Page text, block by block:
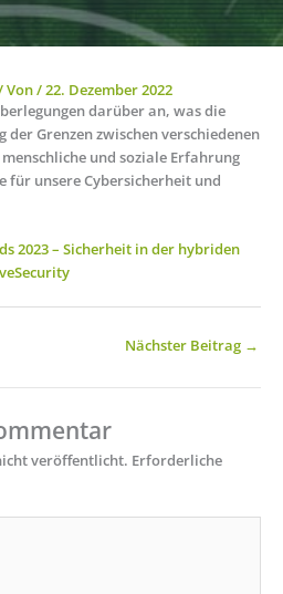
Von/22. Dezember 2022
darüber an, was die
Grenzen zwischen verschiedenen
und soziale Erfahrung
für unsere Cybersicherheit und
2023 – Sicherheit in der hybriden
Nächster Beitrag →
veröffentlicht. Erforderliche